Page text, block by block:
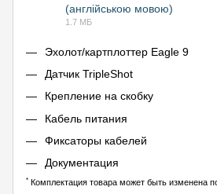
(англійською мовою)
1.7 МБ
Эхолот/картплоттер Eagle 9
Датчик TripleShot
Крепление на скобку
Кабель питания
Фиксаторы кабелей
Документация
* Комплектация товара может быть изменена